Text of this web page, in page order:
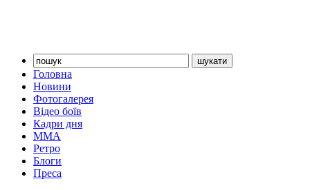
Головна
Новини
Фотогалерея
Відео боїв
Кадри дня
ММА
Ретро
Блоги
Преса